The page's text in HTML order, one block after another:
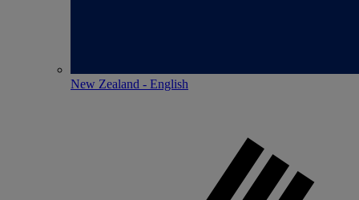
New Zealand - English